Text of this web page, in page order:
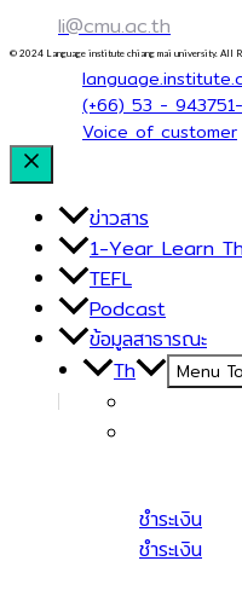
li@cmu.ac.th
© 2024 Language institute chiang mai university. All
(+66) 53 -
Voice of customer
ข่าวสาร
1-Year Learn
TEFL
Podcast
ข้อมูลสาธารณะ
Th
Menu
ชำระเงิน
ชำระเงิน